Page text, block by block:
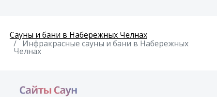
Сауны и бани в Набережных Челнах
Инфракрасные сауны и бани в Набережных
Челнах